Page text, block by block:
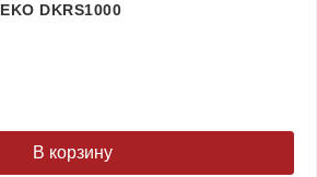
DKRS1000
В корзину